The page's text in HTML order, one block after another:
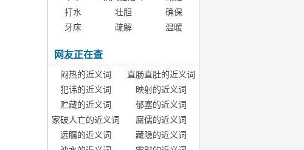
打水
壮胆
确保
牙床
疏解 温暖
网友正在查
闷热的近义词
直肠直肚的近义词
犯讳的近义词
映射的近义词
贮藏的近义词
郁塞的近义词
家破人亡的近义词
腐儒的近义词
远瞩的近义词
藏隐的近义词